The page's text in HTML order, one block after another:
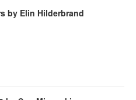
by Elin Hilderbrand